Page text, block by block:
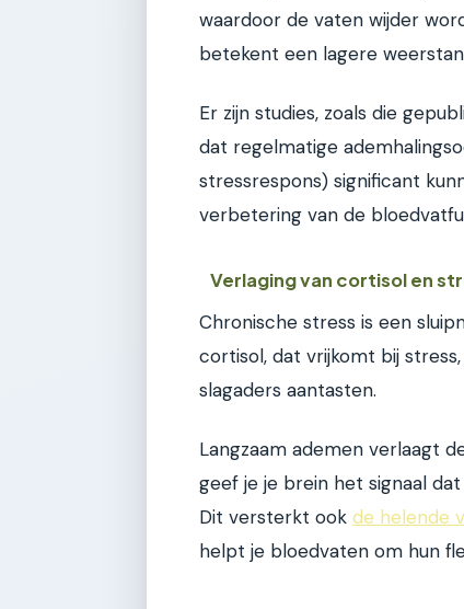
waardoor de vaten wijder
betekent een lagere
Er zijn studies, zoals die
dat regelmatige
stressrespons) significant
verbetering van de
Verlaging van cortisol en
Chronische stress is een
cortisol, dat vrijkomt bij
slagaders aantasten.
Langzaam ademen verlaagt
geef je je brein het signaal
Dit versterkt ook de helende
helpt je bloedvaten om hun